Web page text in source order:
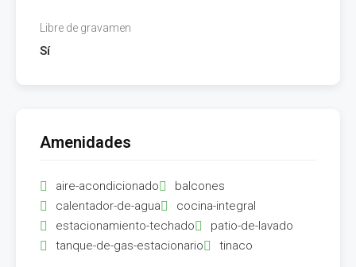
Libre de gravamen
Sí
Amenidades
aire-acondicionado
balcones
calentador-de-agua
cocina-integral
estacionamiento-techado
patio-de-lavado
tanque-de-gas-estacionario
tinaco